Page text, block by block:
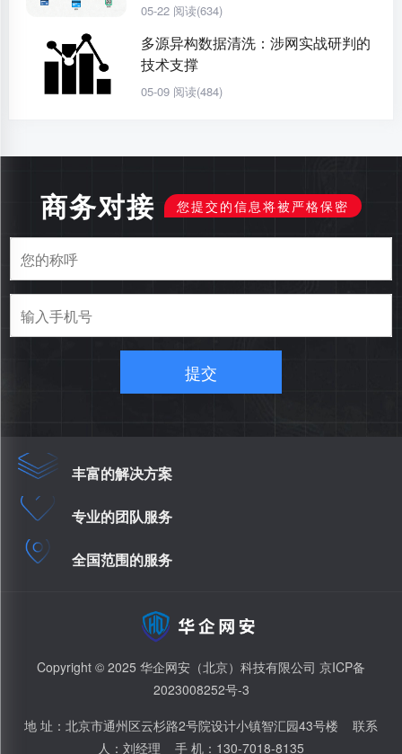
05-22 阅读(634)
多源异构数据清洗：涉网实战研判的
技术支撑
05-09 阅读(484)
商务对接 您提交的信息将被严格保密
提交
丰富的解决方案
专业的团队服务
全国范围的服务
Copyright © 2025 华企网安（北京）科技有限公司 京ICP备
2023008252号-3
地 址：北京市通州区云杉路2号院设计小镇智汇园43号楼 联系
人：刘经理 手 机：130-7018-8135